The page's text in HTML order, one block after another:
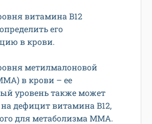
витамина B12
его
в крови.
метилмалоновой
в крови – ее
уровень также может
дефицит витамина B12,
для метаболизма MMA.